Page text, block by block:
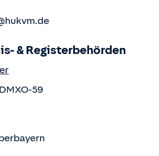
& Registerbehörden
59